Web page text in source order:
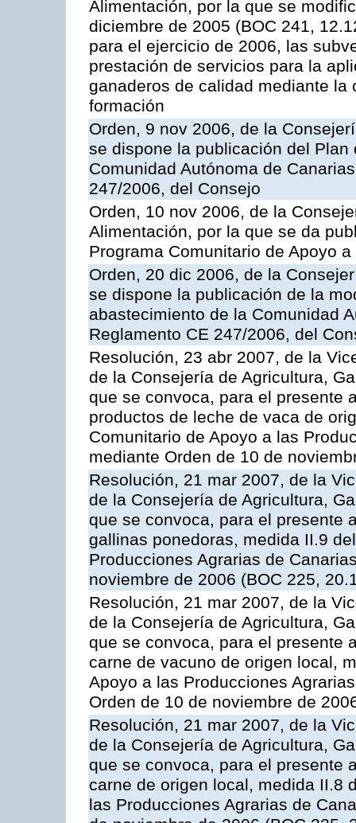
Alimentación, por la que se
diciembre de 2005 (BOC 241,
para el ejercicio de 2006, las
prestación de servicios para la
ganaderos de calidad mediante
formación
Orden, 9 nov 2006, de la
se dispone la publicación del
Comunidad Autónoma de
247/2006, del Consejo
Orden, 10 nov 2006, de la
Alimentación, por la que se da
Programa Comunitario de Apoyo
Orden, 20 dic 2006, de la
se dispone la publicación de la
abastecimiento de la Comunidad
Reglamento CE 247/2006, del
Resolución, 23 abr 2007, de la
de la Consejería de Agricultura,
que se convoca, para el presente
productos de leche de vaca de
Comunitario de Apoyo a las
mediante Orden de 10 de
Resolución, 21 mar 2007, de la
de la Consejería de Agricultura,
que se convoca, para el presente
gallinas ponedoras, medida II.9
Producciones Agrarias de
noviembre de 2006 (BOC 225,
Resolución, 21 mar 2007, de la
de la Consejería de Agricultura,
que se convoca, para el presente
carne de vacuno de origen local,
Apoyo a las Producciones
Orden de 10 de noviembre de
Resolución, 21 mar 2007, de la
de la Consejería de Agricultura,
que se convoca, para el presente
carne de origen local, medida II.8
las Producciones Agrarias de